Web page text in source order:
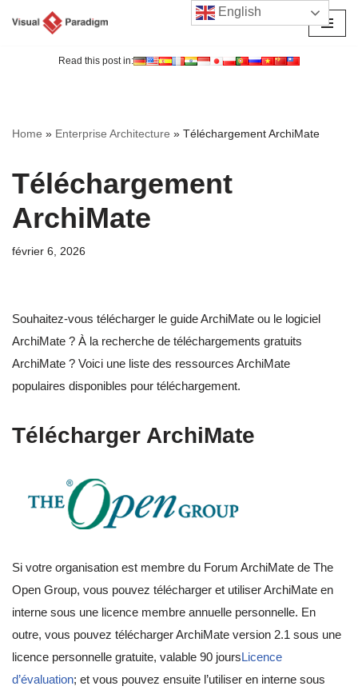
Read this post in:
Home » Enterprise Architecture » Téléchargement ArchiMate
Téléchargement
ArchiMate
février 6, 2026
Souhaitez-vous télécharger le guide ArchiMate ou le logiciel
ArchiMate ? À la recherche de téléchargements gratuits
ArchiMate ? Voici une liste des ressources ArchiMate
populaires disponibles pour téléchargement.
Télécharger ArchiMate
Si votre organisation est membre du Forum ArchiMate de The
Open Group, vous pouvez télécharger et utiliser ArchiMate en
interne sous une licence membre annuelle personnelle. En
outre, vous pouvez télécharger ArchiMate version 2.1 sous une
licence personnelle gratuite, valable 90 joursLicence
d’évaluation; et vous pouvez ensuite l’utiliser en interne sous
English